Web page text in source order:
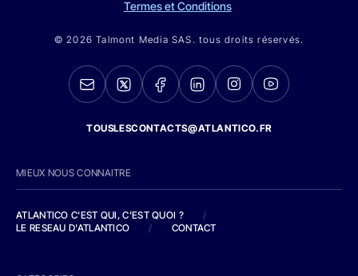
Termes et Conditions
© 2026 Talmont Media SAS. tous droits réservés.
TOUSLESCONTACTS@ATLANTICO.FR
MIEUX NOUS CONNAITRE
ATLANTICO C'EST QUI, C'EST QUOI ?
/
LE RESEAU D'ATLANTICO
/ CONTACT